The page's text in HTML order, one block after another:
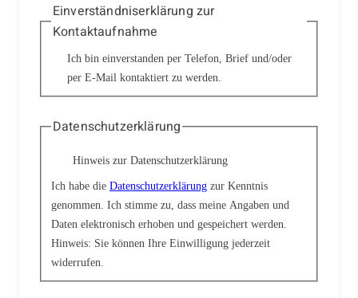
Einverständniserklärung zur
Kontaktaufnahme
Ich bin einverstanden per Telefon, Brief und/oder
per E-Mail kontaktiert zu werden.
Datenschutzerklärung
Hinweis zur Datenschutzerklärung
Ich habe die Datenschutzerklärung zur Kenntnis
genommen. Ich stimme zu, dass meine Angaben und
Daten elektronisch erhoben und gespeichert werden.
Hinweis: Sie können Ihre Einwilligung jederzeit
widerrufen.